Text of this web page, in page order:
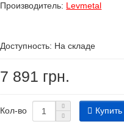
Производитель: Levmetal
Доступность: На складе
7 891 грн.
Кол-во Купить